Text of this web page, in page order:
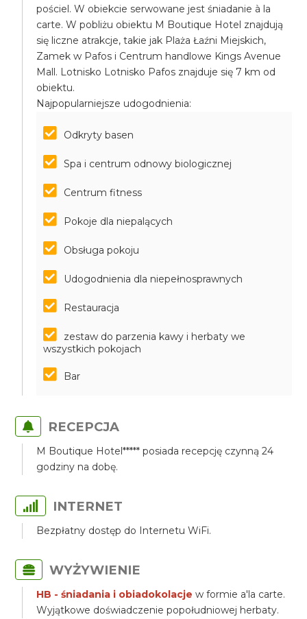
pościel. W obiekcie serwowane jest śniadanie à la
carte. W pobliżu obiektu M Boutique Hotel znajdują
się liczne atrakcje, takie jak Plaża Łaźni Miejskich,
Zamek w Pafos i Centrum handlowe Kings Avenue
Mall. Lotnisko Lotnisko Pafos znajduje się 7 km od
obiektu.
Najpopularniejsze udogodnienia:
Odkryty basen
Spa i centrum odnowy biologicznej
Centrum fitness
Pokoje dla niepalących
Obsługa pokoju
Udogodnienia dla niepełnosprawnych
Restauracja
zestaw do parzenia kawy i herbaty we
wszystkich pokojach
Bar
RECEPCJA
M Boutique Hotel***** posiada recepcję czynną 24
godziny na dobę.
INTERNET
Bezpłatny dostęp do Internetu WiFi.
WYŻYWIENIE
HB - śniadania i obiadokolacjew formie a'la carte.
Wyjątkowe doświadczenie popołudniowej herbaty.